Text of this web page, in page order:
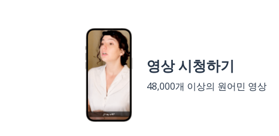
영상 시청하기
48,000개 이상의 원어민 영상